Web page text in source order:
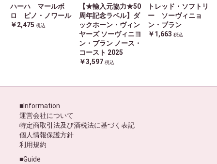
ハーハ マールボ
ロ ピノ・ノワール
￥2,475 税込
【★輸入元協力★50
周年記念ラベル】ダ
ックホーン・ヴィン
ヤーズ ソーヴィニヨ
ン・ブラン ノース・
コースト 2025
￥3,597 税込
トレッド・ソフトリ
ー ソーヴィニョ
ン・ブラン
￥1,663 税込
■Information
運営会社について
特定商取引法及び酒税法に基づく表記
個人情報保護方針
利用規約
■Guide